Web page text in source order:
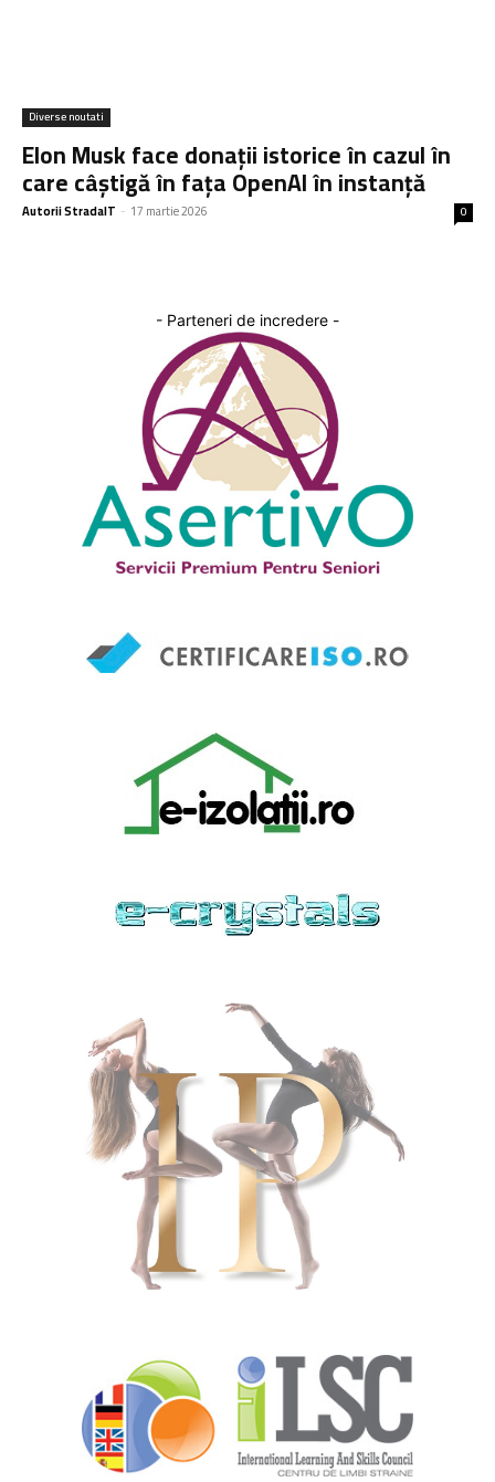
Diverse noutati
Elon Musk face donații istorice în cazul în
care câștigă în fața OpenAI în instanță
Autorii StradaIT - 17 martie 2026 0
- Parteneri de incredere -